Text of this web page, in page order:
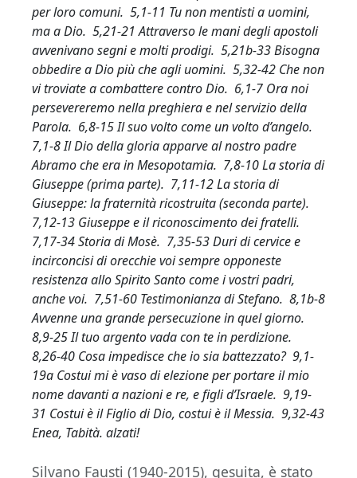
per loro comuni. 5,1-11 Tu non mentisti a uomini,
ma a Dio. 5,21-21 Attraverso le mani degli apostoli
avvenivano segni e molti prodigi. 5,21b-33 Bisogna
obbedire a Dio più che agli uomini. 5,32-42 Che non
vi troviate a combattere contro Dio. 6,1-7 Ora noi
persevereremo nella preghiera e nel servizio della
Parola. 6,8-15 Il suo volto come un volto d’angelo.
7,1-8 Il Dio della gloria apparve al nostro padre
Abramo che era in Mesopotamia. 7,8-10 La storia di
Giuseppe (prima parte). 7,11-12 La storia di
Giuseppe: la fraternità ricostruita (seconda parte).
7,12-13 Giuseppe e il riconoscimento dei fratelli.
7,17-34 Storia di Mosè. 7,35-53 Duri di cervice e
incirconcisi di orecchie voi sempre opponeste
resistenza allo Spirito Santo come i vostri padri,
anche voi. 7,51-60 Testimonianza di Stefano. 8,1b-8
Avvenne una grande persecuzione in quel giorno.
8,9-25 Il tuo argento vada con te in perdizione.
8,26-40 Cosa impedisce che io sia battezzato? 9,1-
19a Costui mi è vaso di elezione per portare il mio
nome davanti a nazioni e re, e figli d’Israele. 9,19-
31 Costui è il Figlio di Dio, costui è il Messia. 9,32-43
Enea, Tabità. alzati!
Silvano Fausti (1940-2015), gesuita, è stato